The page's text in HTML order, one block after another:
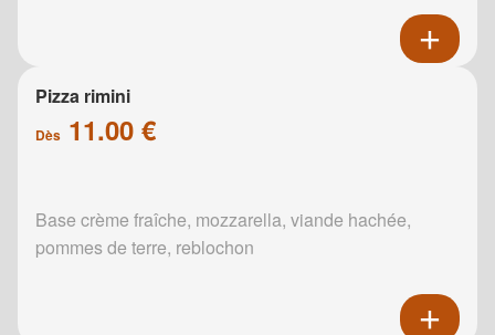
Pizza rimini
Dès 11.00 €
Base crème fraîche, mozzarella, viande hachée,
pommes de terre, reblochon